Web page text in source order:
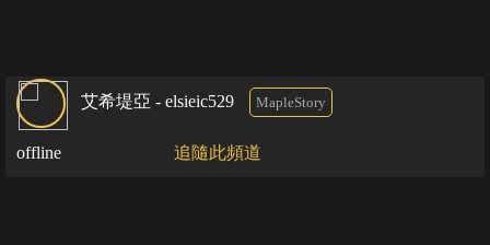
艾希堤亞 - elsieic529 MapleStory
offline 追隨此頻道